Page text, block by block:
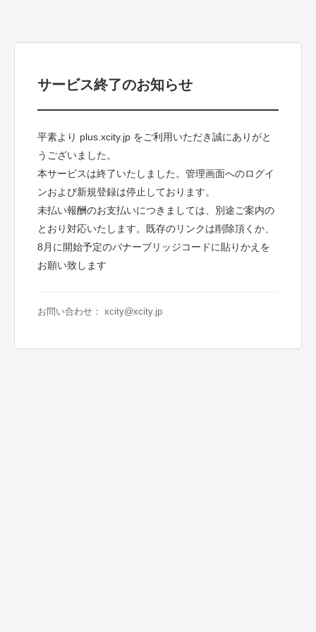
サービス終了のお知らせ
平素より plus.xcity.jp をご利用いただき誠にありがと
うございました。
本サービスは終了いたしました。管理画面へのログイ
ンおよび新規登録は停止しております。
未払い報酬のお支払いにつきましては、別途ご案内の
とおり対応いたします。既存のリンクは削除頂くか、
8月に開始予定のバナーブリッジコードに貼りかえを
お願い致します
お問い合わせ： xcity@xcity.jp